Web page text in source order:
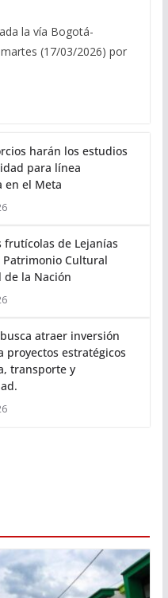
la vía Bogotá-
(17/03/2026) por
harán los estudios
para línea
en el Meta
frutícolas de Lejanías
Patrimonio Cultural
de la Nación
atraer inversión
proyectos estratégicos
transporte y